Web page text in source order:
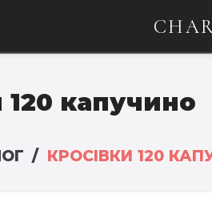
120 капучино
КРОСІВКИ 120